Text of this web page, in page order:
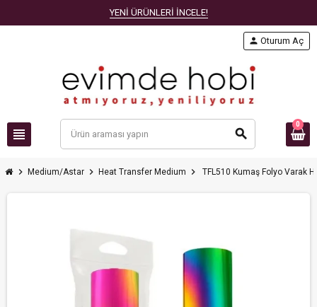
YENİ ÜRÜNLERİ İNCELE!
view_headline search
person Oturum Aç
0
chevron_right Medium/Astar chevron_right Heat Transfer Medium chevron_right TFL510 Kumaş Folyo Varak